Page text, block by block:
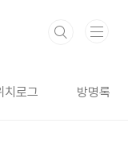
치로그 방명록